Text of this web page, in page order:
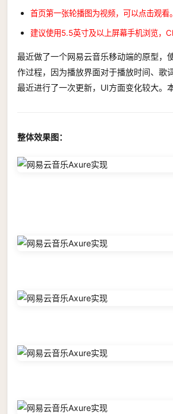
首页第一张轮播图为视频，可以点击观看。
建议使用5.5英寸及以上屏幕手机浏览，
最近做了一个网易云音乐移动端的原型，
作过程，因为播放界面对于播放时间、歌
最近进行了一次更新，UI方面变化较大。
整体效果图：